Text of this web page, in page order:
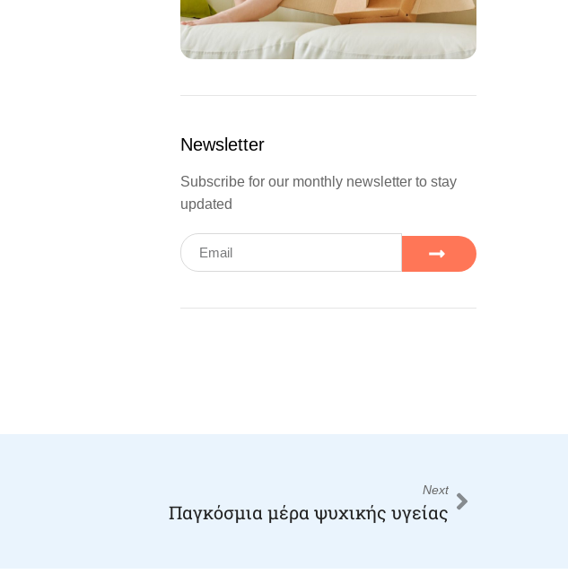
Newsletter
Subscribe for our monthly newsletter to stay
updated
Next
Παγκόσμια μέρα ψυχικής υγείας